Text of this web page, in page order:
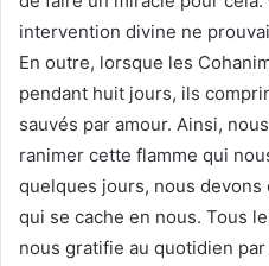
intervention divine ne
En outre, lorsque les
pendant huit jours, ils
sauvés par amour. Ainsi,
ranimer cette flamme qui
quelques jours, nous
qui se cache en nous. Tous
nous gratifie au quotidien